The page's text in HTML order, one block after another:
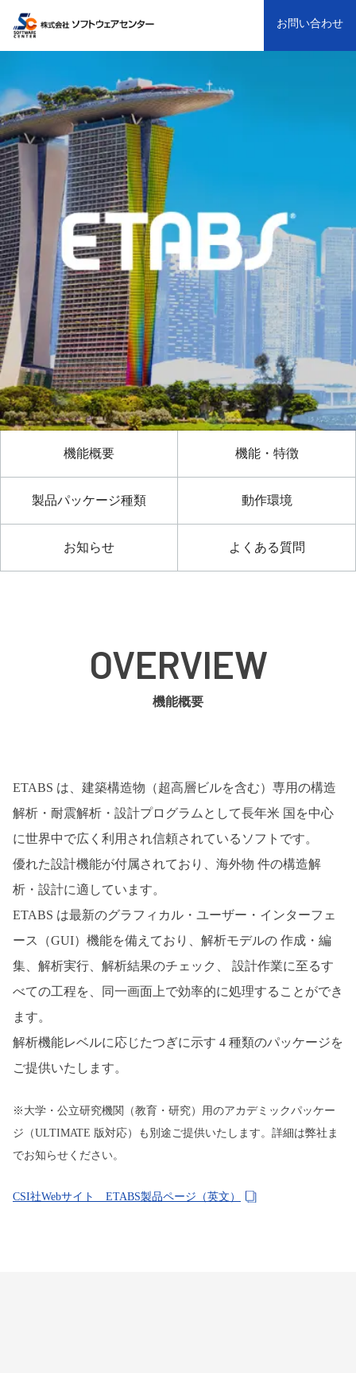
お問い合わせ
機能概要 機能・特徴
製品パッケージ種類 動作環境
お知らせ よくある質問
OVERVIEW
機能概要
ETABS は、建築構造物（超高層ビルを含む）専用の構造
解析・耐震解析・設計プログラムとして長年米 国を中心
に世界中で広く利用され信頼されているソフトです。
優れた設計機能が付属されており、海外物 件の構造解
析・設計に適しています。
ETABS は最新のグラフィカル・ユーザー・インターフェ
ース（GUI）機能を備えており、解析モデルの 作成・編
集、解析実行、解析結果のチェック、 設計作業に至るす
べての工程を、同一画面上で効率的に処理することができ
ます。
解析機能レベルに応じたつぎに示す 4 種類のパッケージを
ご提供いたします。
※大学・公立研究機関（教育・研究）用のアカデミックパッケー
ジ（ULTIMATE 版対応）も別途ご提供いたします。詳細は弊社ま
でお知らせください。
CSI社Webサイト ETABS製品ページ（英文）